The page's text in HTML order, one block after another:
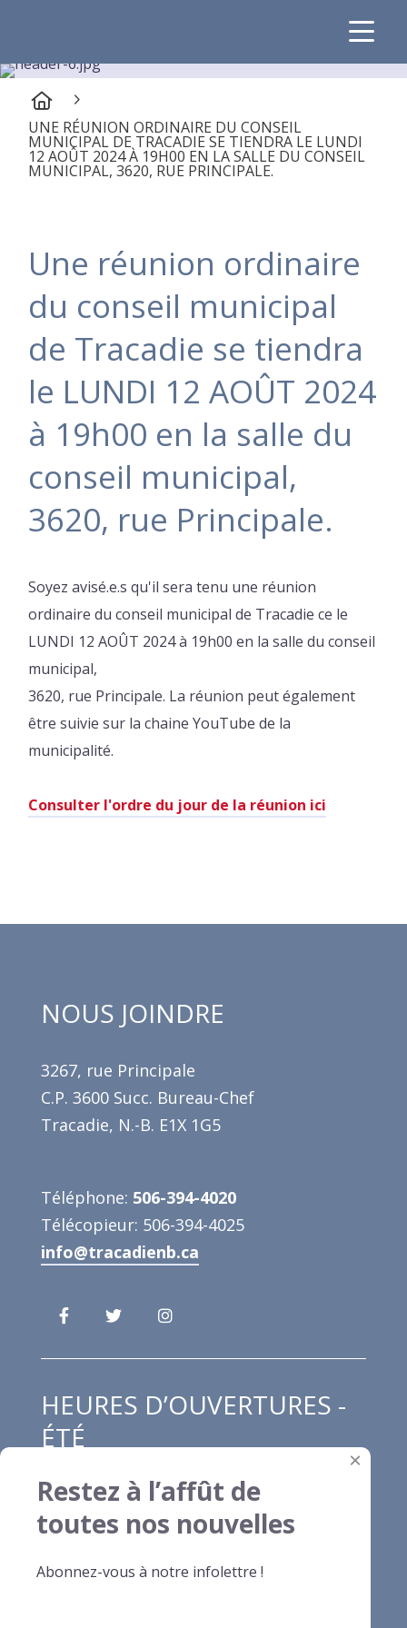
UNE RÉUNION ORDINAIRE DU CONSEIL
MUNICIPAL DE TRACADIE SE TIENDRA LE LUNDI
12 AOÛT 2024 À 19H00 EN LA SALLE DU CONSEIL
MUNICIPAL, 3620, RUE PRINCIPALE.
Une réunion ordinaire
du conseil municipal
de Tracadie se tiendra
le LUNDI 12 AOÛT 2024
à 19h00 en la salle du
conseil municipal,
3620, rue Principale.
Soyez avisé.e.s qu'il sera tenu une réunion
ordinaire du conseil municipal de Tracadie ce le
LUNDI 12 AOÛT 2024 à 19h00 en la salle du conseil
municipal,
3620, rue Principale. La réunion peut également
être suivie sur la chaine YouTube de la
municipalité.
Consulter l'ordre du jour de la réunion ici
NOUS JOINDRE
3267, rue Principale
C.P. 3600 Succ. Bureau-Chef
Tracadie, N.-B. E1X 1G5
Téléphone: 506-394-4020
Télécopieur: 506-394-4025
info@tracadienb.ca
HEURES D’OUVERTURES -
ÉTÉ
Lundi au jeudi : 8h00 à 12h00 et de 13h00
à 16h30
Samedi et dimanche : fermé
×
Restez à l’affût de
toutes nos nouvelles
Abonnez-vous à notre infolettre !